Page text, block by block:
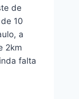
de
10
a
2km
falta